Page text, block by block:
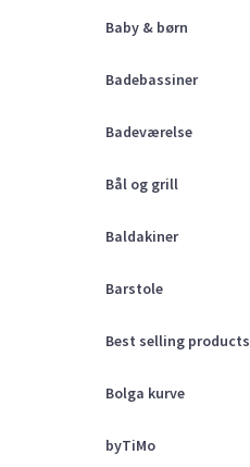
Baby & børn
Badebassiner
Badeværelse
Bål og grill
Baldakiner
Barstole
Best selling products
Bolga kurve
byTiMo